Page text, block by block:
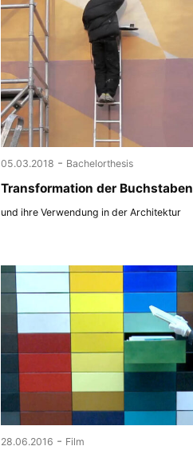
05.03.2018 - Bachelorthesis
Transformation der Buchstaben
und ihre Verwendung in der Architektur
28.06.2016 - Film